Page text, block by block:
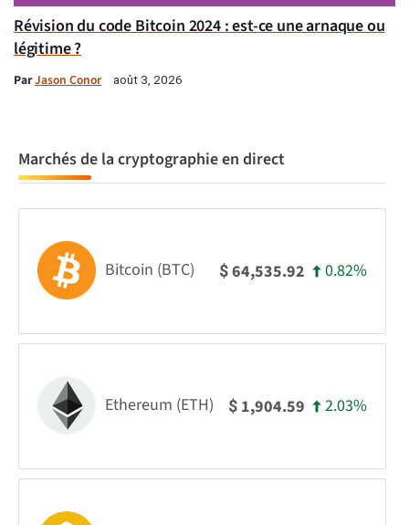
Révision du code Bitcoin 2024 : est-ce une arnaque ou
légitime ?
ParJason Conor août 3, 2026
Marchés de la cryptographie en direct
Bitcoin (BTC) $64,535.92 0.82%
Ethereum (ETH) $ 1,904.59 2.03%